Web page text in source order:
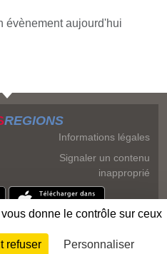
évènement aujourd'hui
REGIONS
Informations légales
Signaler un contenu
inapproprié
Connexion
donne le contrôle sur ceux
refuser Personnaliser